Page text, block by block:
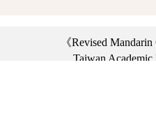
《Revised
Taiwan